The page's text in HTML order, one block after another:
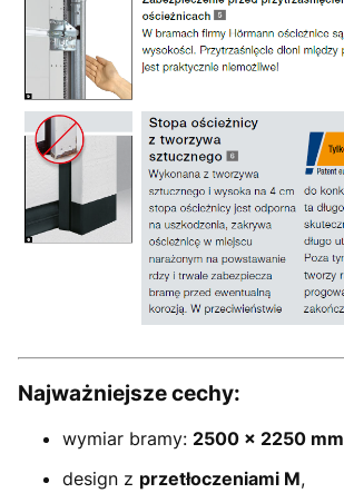
Najważniejsze cechy:
wymiar bramy: 2500 × 2250 mm
design z przetłoczeniami M,